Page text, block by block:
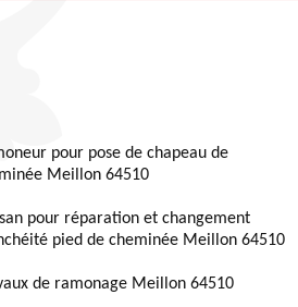
pour pose de chapeau de
Meillon 64510
pour réparation et changement
pied de cheminée Meillon 64510
de ramonage Meillon 64510